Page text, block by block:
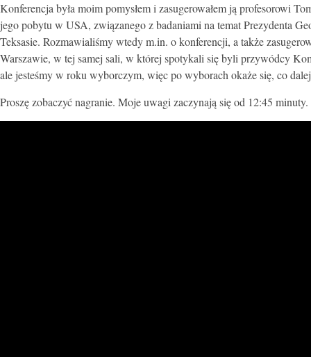
Konferencja była moim pomysłem i zasugerowałem ją profesorowi
jego pobytu w USA, związanego z badaniami na temat Prezydenta
Teksasie. Rozmawialiśmy wtedy m.in. o konferencji, a także
Warszawie, w tej samej sali, w której spotykali się byli przywódcy
ale jesteśmy w roku wyborczym, więc po wyborach okaże się, co
Proszę zobaczyć nagranie. Moje uwagi zaczynają się od 12:45 minuty.